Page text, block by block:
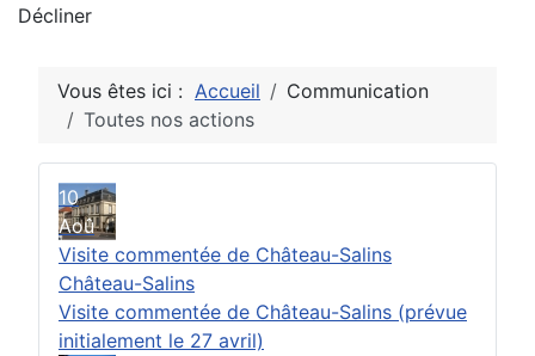
Vous êtes ici : Accueil
Communication
Toutes nos actions
10
Aoû
Visite commentée de Château-Salins
Château-Salins
Visite commentée de Château-Salins (prévue
initialement le 27 avril)
Décliner